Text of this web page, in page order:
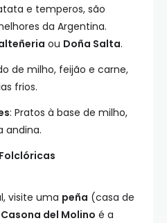
e temperos, são
da Argentina.
ou Doña Salta.
de milho, feijão e carne,
frios.
: Pratos à base de milho,
andina.
visite uma peña (casa de
Casona del Molino é a